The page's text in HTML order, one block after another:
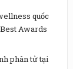
quốc
Awards
phân tử tại